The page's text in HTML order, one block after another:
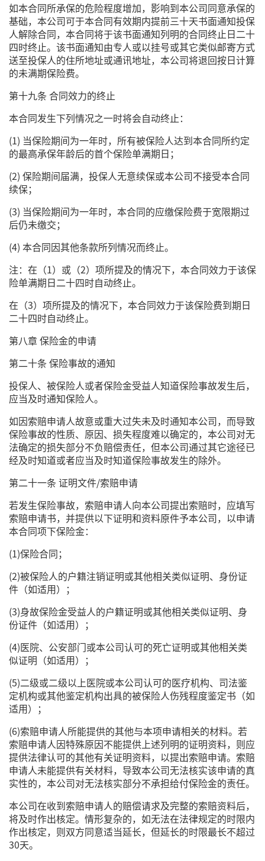
如本合同所承保的危险程度增加，影响到本公司同意承保的
基础，本公司可于本合同有效期内提前三十天书面通知投保
人解除合同，本合同将于该书面通知列明的合同终止日二十
四时终止。该书面通知由专人或以挂号或其它类似邮寄方式
送至投保人的住所地址或通讯地址，本公司将退回按日计算
的未满期保险费。
第十九条 合同效力的终止
本合同发生下列情况之一时将会自动终止：
(1) 当保险期间为一年时，所有被保险人达到本合同所约定
的最高承保年龄后的首个保险单满期日；
(2) 保险期间届满，投保人无意续保或本公司不接受本合同
续保；
(3) 当保险期间为一年时，本合同的应缴保险费于宽限期过
后仍未缴交；
(4) 本合同因其他条款所列情况而终止。
注：在（1）或（2）项所提及的情况下，本合同效力于该保
险单满期日二十四时自动终止。
在（3）项所提及的情况下，本合同效力于该保险费到期日
二十四时自动终止。
第八章 保险金的申请
第二十条 保险事故的通知
投保人、被保险人或者保险金受益人知道保险事故发生后，
应当及时通知保险人。
如因索赔申请人故意或重大过失未及时通知本公司，而导致
保险事故的性质、原因、损失程度难以确定的，本公司对无
法确定的损失部分不负赔偿责任，但本公司通过其它途径已
经及时知道或者应当及时知道保险事故发生的除外。
第二十一条 证明文件/索赔申请
若发生保险事故，索赔申请人向本公司提出索赔时，应填写
索赔申请书，并提供以下证明和资料原件予本公司，以申请
本合同项下保险金：
(1)保险合同；
(2)被保险人的户籍注销证明或其他相关类似证明、身份证
件（如适用）；
(3)身故保险金受益人的户籍证明或其他相关类似证明、身
份证件（如适用）；
(4)医院、公安部门或本公司认可的死亡证明或其他相关类
似证明（如适用）；
(5)二级或二级以上医院或本公司认可的医疗机构、司法鉴
定机构或其他鉴定机构出具的被保险人伤残程度鉴定书（如
适用）；
(6)索赔申请人所能提供的其他与本项申请相关的材料。若
索赔申请人因特殊原因不能提供上述列明的证明资料，则应
提供法律认可的其他有关证明资料，以提出索赔申请。索赔
申请人未能提供有关材料，导致本公司无法核实该申请的真
实性的，本公司对无法核实部分不承担给付保险金的责任。
本公司在收到索赔申请人的赔偿请求及完整的索赔资料后，
将及时作出核定。情形复杂的，如无法在法律规定的时限内
作出核定，则双方同意适当延长，但延长的时限最长不超过
30天。